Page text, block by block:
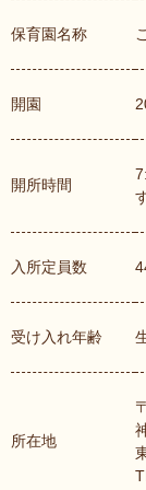
保育園名称
開園
開所時間
入所定員数
受け入れ年齢
所在地